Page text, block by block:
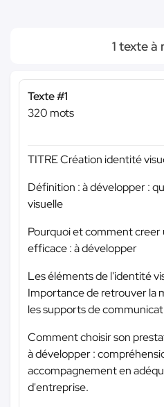
1 texte à
Texte #1
320 mots
TITRE Création identité
Définition : à développer :
visuelle
Pourquoi et comment
efficace : à développer
Les éléments de l'identité
Importance de retrouver la
les supports de
Comment choisir son
à développer :
accompagnement en
d'entreprise.